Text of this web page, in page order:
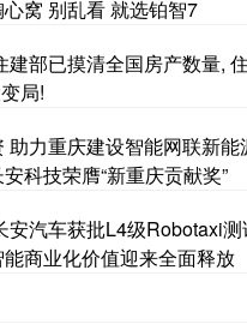
窝 别乱看 就选铂智7
建部已摸清全国房产数量,
局!
助力重庆建设智能网联新能
科技荣膺“新重庆贡献奖”
安汽车获批L4级Robotaxi
商业化价值迎来全面释放